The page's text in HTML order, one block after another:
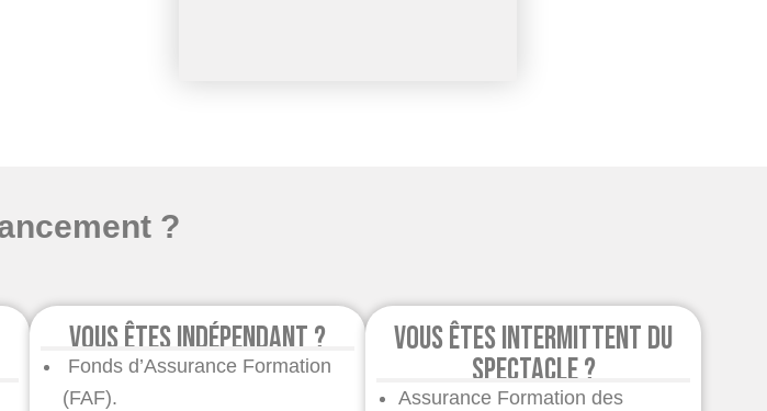
?
Vous êtes indépendant ?
Fonds d’Assurance Formation
(FAF).
Vous êtes intermittent du
spectacle ?
Assurance Formation des